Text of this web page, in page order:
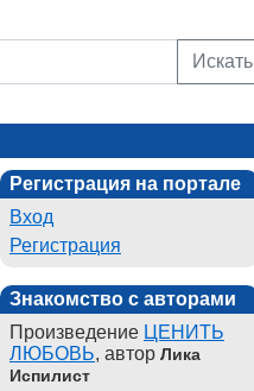
Искать
Регистрация на портале
Вход
Регистрация
Знакомство с авторами
Произведение ЦЕНИТЬ
ЛЮБОВЬ, автор Лика
Испилист